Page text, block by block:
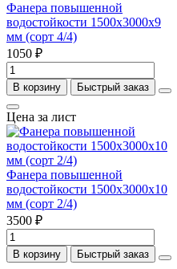
Фанера повышенной
водостойкости 1500х3000х9
мм (сорт 4/4)
1050 ₽
В корзину Быстрый заказ
Цена за лист
Фанера повышенной
водостойкости 1500х3000х10
мм (сорт 2/4)
3500 ₽
В корзину Быстрый заказ